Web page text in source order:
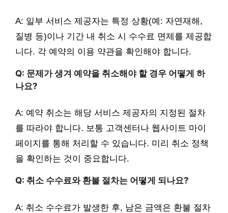
A: 일부 서비스 제공자는 특정 상황(예: 자연재해,
질병 등)이나 기간 내 취소 시 수수료 면제를 제공합
니다. 각 예약의 이용 약관을 확인해야 합니다.
Q: 문제가 생겨 예약을 취소해야 할 경우 어떻게 하
나요?
A: 예약 취소는 해당 서비스 제공자의 지정된 절차
를 따라야 합니다. 보통 고객센터나 웹사이트 마이
페이지를 통해 처리할 수 있습니다. 미리 취소 정책
을 확인하는 것이 중요합니다.
Q: 취소 수수료와 환불 절차는 어떻게 되나요?
A: 취소 수수료가 발생한 후, 남은 금액은 환불 절차